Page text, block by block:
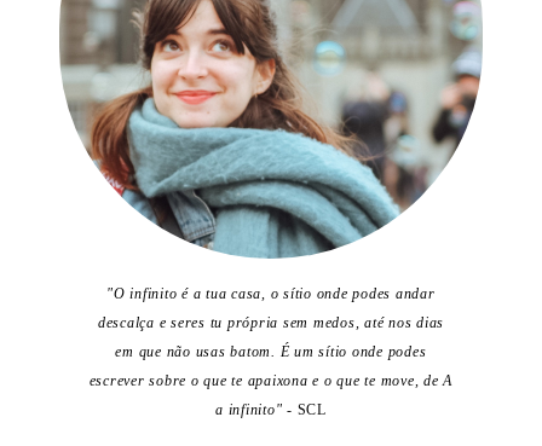
"O infinito é a tua casa, o sítio onde podes andar
descalça e seres tu própria sem medos, até nos dias
em que não usas batom. É um sítio onde podes
escrever sobre o que te apaixona e o que te move, de A
a infinito"- SCL